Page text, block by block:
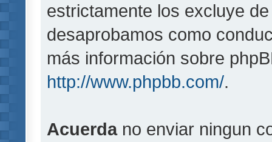
estrictamente los excluye
desaprobamos como
más información sobre
http://www.phpbb.com/.
Acuerdano enviar ningun